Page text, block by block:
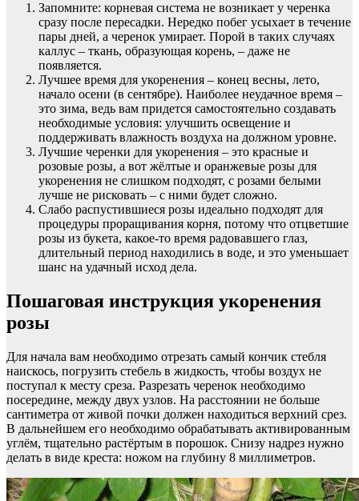
Запомните: корневая система не возникает у черенка
сразу после пересадки. Нередко побег усыхает в течение
пары дней, а черенок умирает. Порой в таких случаях
каллус – ткань, образующая корень, – даже не
появляется.
Лучшее время для укоренения – конец весны, лето,
начало осени (в сентябре). Наиболее неудачное время –
это зима, ведь вам придется самостоятельно создавать
необходимые условия: улучшить освещение и
поддерживать влажность воздуха на должном уровне.
Лучшие черенки для укоренения – это красные и
розовые розы, а вот жёлтые и оранжевые розы для
укоренения не слишком подходят, с розами белыми
лучше не рисковать – с ними будет сложно.
Слабо распустившиеся розы идеально подходят для
процедуры проращивания корня, потому что отцветшие
розы из букета, какое-то время радовавшего глаз,
длительный период находились в воде, и это уменьшает
шанс на удачный исход дела.
Пошаговая инструкция укоренения
розы
Для начала вам необходимо отрезать самый кончик стебля
наискось, погрузить стебель в жидкость, чтобы воздух не
поступал к месту среза. Разрезать черенок необходимо
посередине, между двух узлов. На расстоянии не больше
сантиметра от живой почки должен находиться верхний срез.
В дальнейшем его необходимо обрабатывать активированным
углём, тщательно растёртым в порошок. Снизу надрез нужно
делать в виде креста: ножом на глубину 8 миллиметров.